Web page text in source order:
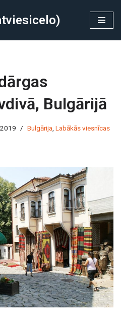
Bulgārijā
Bulgārija Labākās viesnīcas